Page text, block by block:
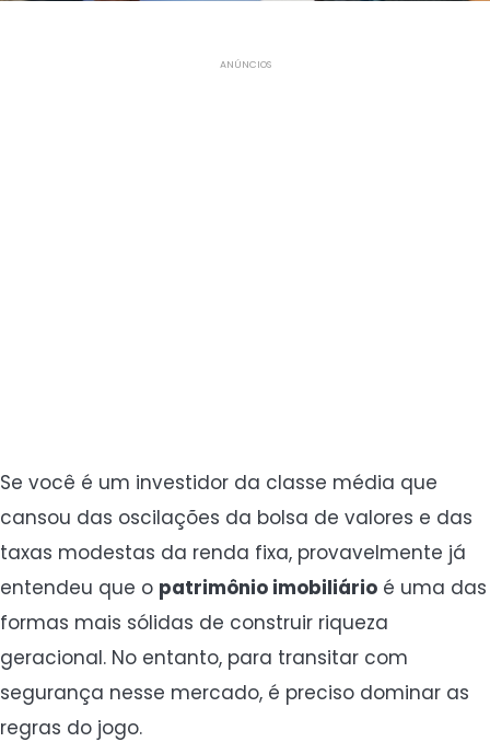
ANÚNCIOS
Se você é um investidor da classe média que
cansou das oscilações da bolsa de valores e das
taxas modestas da renda fixa, provavelmente já
entendeu que o patrimônio imobiliário é uma das
formas mais sólidas de construir riqueza
geracional. No entanto, para transitar com
segurança nesse mercado, é preciso dominar as
regras do jogo.